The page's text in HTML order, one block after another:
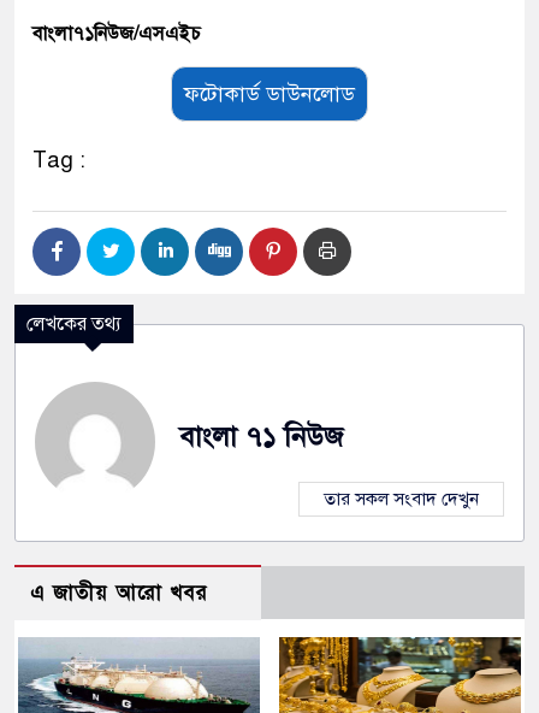
বাংলা৭১নিউজ/এসএইচ
ফটোকার্ড ডাউনলোড
Tag :
লেখকের তথ্য
বাংলা ৭১ নিউজ
তার সকল সংবাদ দেখুন
এ জাতীয় আরো খবর